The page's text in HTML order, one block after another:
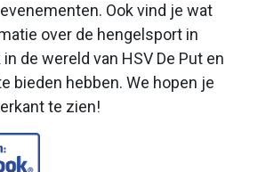
Ook vind je wat
over de hengelsport in
de wereld van HSV De Put en
bieden hebben. We hopen je
te zien!